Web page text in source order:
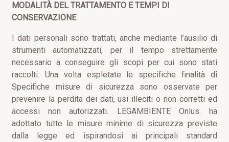
MODALITÀ DEL TRATTAMENTO E TEMPI DI
CONSERVAZIONE
I dati personali sono trattati, anche mediante l’ausilio di
strumenti automatizzati, per il tempo strettamente
necessario a conseguire gli scopi per cui sono stati
raccolti. Una volta espletate le specifiche finalità di
Specifiche misure di sicurezza sono osservate per
prevenire la perdita dei dati, usi illeciti o non corretti ed
accessi non autorizzati. LEGAMBIENTE Onlus. ha
adottato tutte le misure minime di sicurezza previste
dalla legge ed ispirandosi ai principali standard